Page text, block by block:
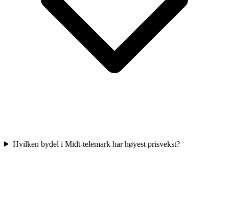
Hvilken bydel i Midt-telemark har høyest prisvekst?